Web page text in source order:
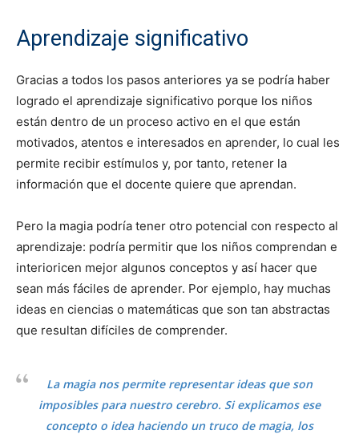
Aprendizaje significativo
Gracias a todos los pasos anteriores ya se podría haber
logrado el aprendizaje significativo porque los niños
están dentro de un proceso activo en el que están
motivados, atentos e interesados en aprender, lo cual les
permite recibir estímulos y, por tanto, retener la
información que el docente quiere que aprendan.
Pero la magia podría tener otro potencial con respecto al
aprendizaje: podría permitir que los niños comprendan e
interioricen mejor algunos conceptos y así hacer que
sean más fáciles de aprender. Por ejemplo, hay muchas
ideas en ciencias o matemáticas que son tan abstractas
que resultan difíciles de comprender.
La magia nos permite representar ideas que son
imposibles para nuestro cerebro. Si explicamos ese
concepto o idea haciendo un truco de magia, los